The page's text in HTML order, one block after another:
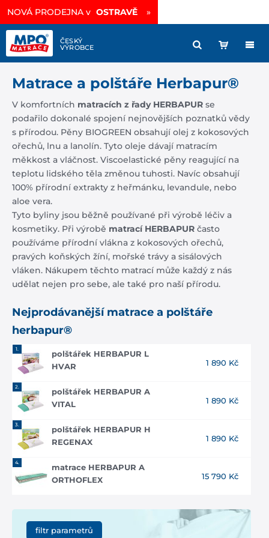
NOVÁ PRODEJNA v OSTRAVĚ »
Matrace a polštáře Herbapur®
V komfortních matracích z řady HERBAPUR se
podařilo dokonalé spojení nejnovějších poznatků vědy
s přírodou. Pěny BIOGREEN obsahují olej z kokosových
ořechů, lnu a lanolín. Tyto oleje dávají matracím
měkkost a vláčnost. Viscoelastické pěny reagující na
teplotu lidského těla změnou tuhosti. Navíc obsahují
100% přírodní extrakty z heřmánku, levandule, nebo
aloe vera.
Tyto byliny jsou běžně používané při výrobě léčiv a
kosmetiky. Při výrobě matrací HERBAPUR často
používáme přírodní vlákna z kokosových ořechů,
pravých koňských žíní, mořské trávy a sisálových
vláken. Nákupem těchto matrací může každý z nás
udělat nejen pro sebe, ale také pro naší přírodu.
Nejprodávanějšímatrace a polštáře
herbapur®
1.
polštářek HERBAPUR L
HVAR
1 890 Kč
2.
polštářek HERBAPUR A
VITAL
1 890 Kč
3.
polštářek HERBAPUR H
REGENAX
1 890 Kč
4.
matrace HERBAPUR A
ORTHOFLEX
15 790 Kč
filtr parametrů